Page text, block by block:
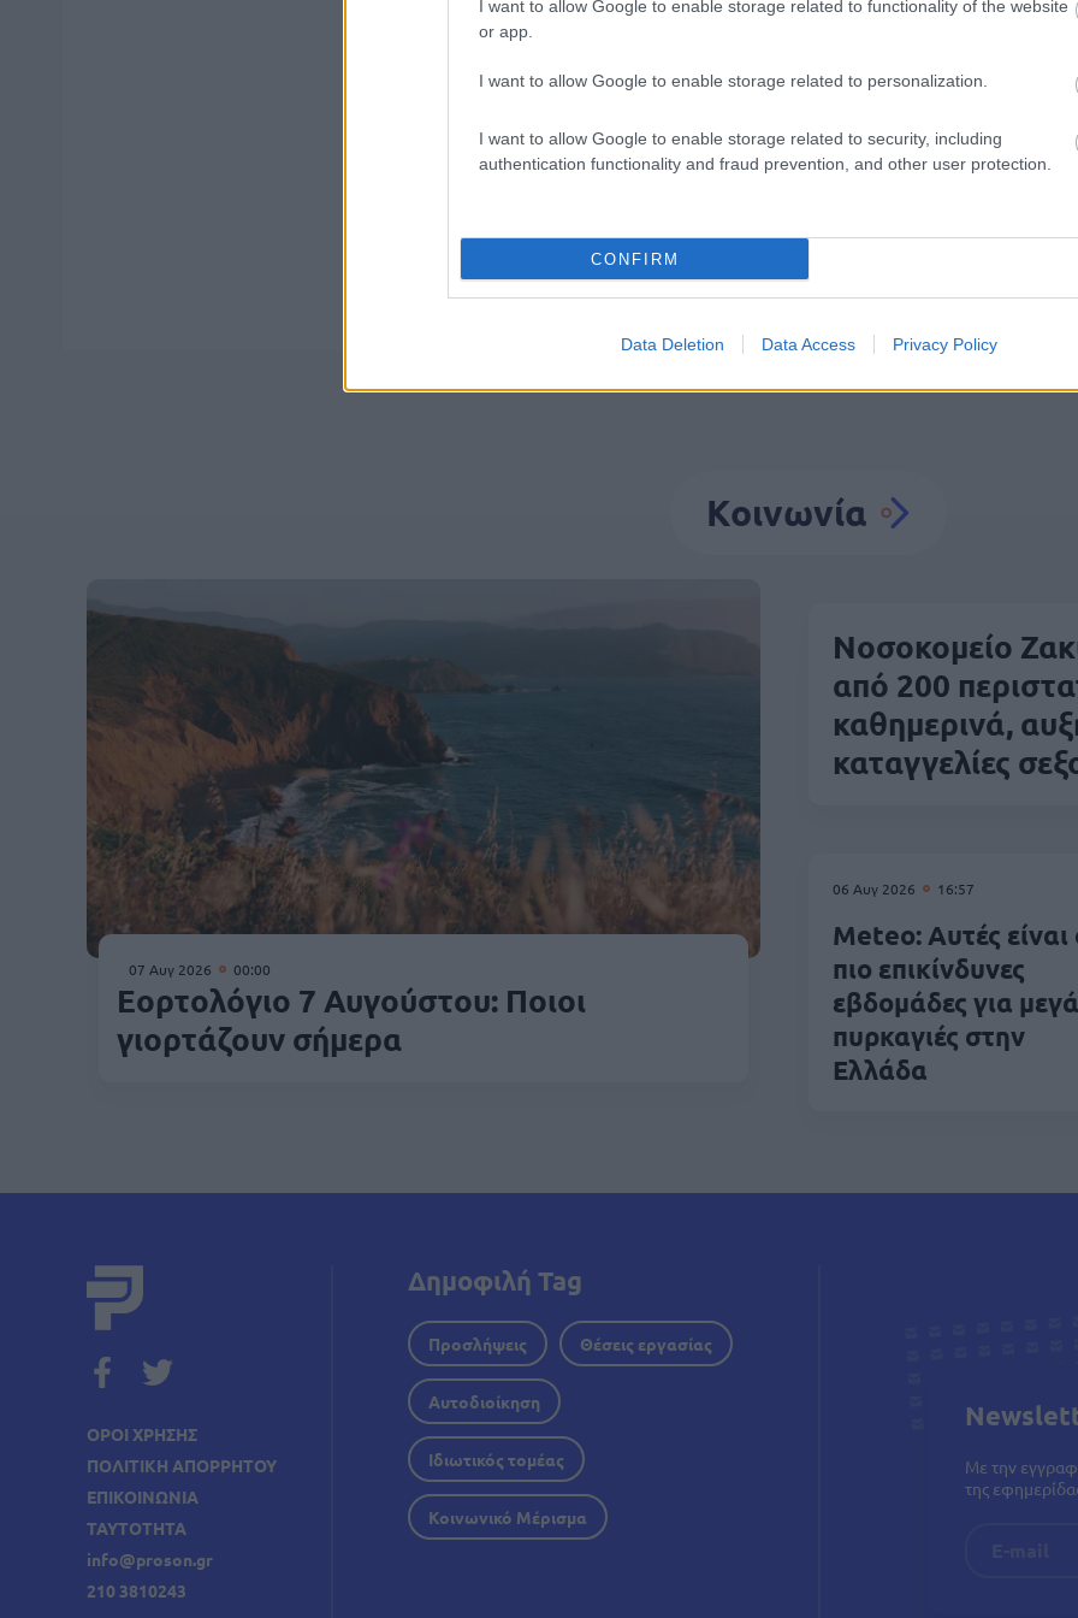
I want to allow Google to enable storage related to functionality of the website
or app.
I want to allow Google to enable storage related to personalization.
I want to allow Google to enable storage related to security, including
authentication functionality and fraud prevention, and other user protection.
CONFIRM
Data Deletion Data Access Privacy Policy
αποτελέσματα (1ΓΕ και 2ΓΕ/2026)
Κοινωνία
07 Αυγ 2026 00:00
Εορτολόγιο 7 Αυγούστου: Ποιοι
γιορτάζουν σήμερα
Νοσοκομείο
από 200
καθημερινά,
καταγγελίες
06 Αυγ 2026 16:57
Meteo: Αυτές είναι
πιο επικίνδυνες
εβδομάδες για
πυρκαγιές στην
Ελλάδα
ΟΡΟΙ ΧΡΗΣΗΣ
ΠΟΛΙΤΙΚΗ ΑΠΟΡΡΗΤΟΥ
ΕΠΙΚΟΙΝΩΝΙΑ
ΤΑΥΤΟΤΗΤΑ
info@proson.gr
210 3810243
Δημοφιλή Tag
Προσλήψεις Θέσεις εργασίας
Αυτοδιοίκηση
Ιδιωτικός τομέας
Κοινωνικό Μέρισμα
Με την
της